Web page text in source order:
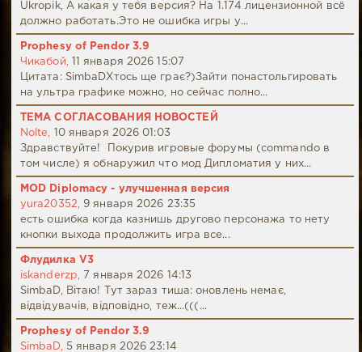
Ukropik, А какая у тебя версия? На 1.174 лицензионной всё
должно работать.Это не ошибка игры у...
Prophesy of Pendor 3.9
Чикабой,
11 января 2026 15:07
Цитата: SimbaDХтось ще грає?)Зайти понастольгировать
на ультра графике можно, но сейчас полно...
ТЕМА СОГЛАСОВАНИЯ НОВОСТЕЙ
Nolte,
10 января 2026 01:03
Здравствуйте! Покурив игровые форумы (commando в
том числе) я обнаружил что мод Дипломатия у них...
MOD Diplomacy - улучшенная версия
yura20352,
9 января 2026 23:35
есть ошибка когда казнишь другово персонажа то нету
кнопки выхода продолжить игра все...
Флудилка V3
iskanderzp,
7 января 2026 14:13
SimbaD, Вітаю! Тут зараз тиша: оновлень немає,
відвідувачів, відповідно, теж...(((...
Prophesy of Pendor 3.9
SimbaD,
5 января 2026 23:14